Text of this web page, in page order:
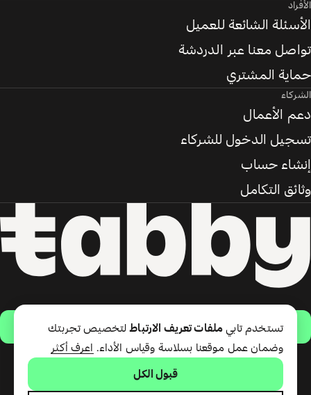
حمّل التطبيق
تقدّم شركة تابي ذ.م.م خدمة الدفع
الأفراد
الأسئلة الشائعة للعميل
تواصل معنا عبر الدردشة
حماية المشتري
الشركاء
دعم الأعمال
تسجيل الدخول للشركاء
إنشاء حساب
وثائق التكامل
تستخدم تابي ملفات تعريف الارتباطلتخصيص تجربتك
وضمان عمل موقعنا بسلاسة وقياس الأداء.
اعرف أكثر
قبول الكل